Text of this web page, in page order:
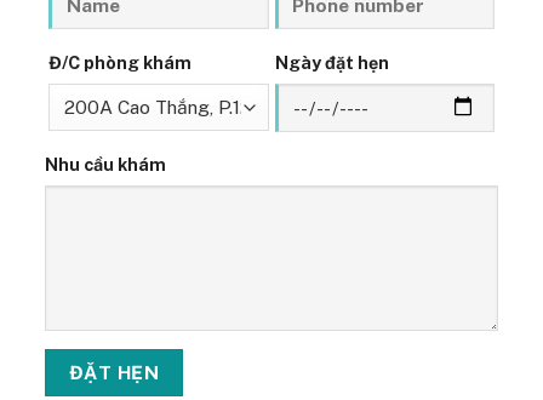
Đ/C phòng khám Ngày đặt hẹn
Nhu cầu khám